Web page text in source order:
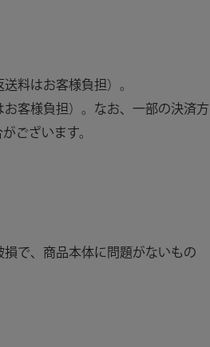
料はお客様負担）。
客様負担）。なお、一部の決済方
ございます。
で、商品本体に問題がないもの